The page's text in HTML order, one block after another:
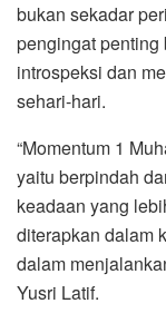
bukan sekadar
pengingat penting
introspeksi dan
sehari-hari.
“Momentum 1
yaitu berpindah
keadaan yang
diterapkan dalam
dalam
Yusri Latif.